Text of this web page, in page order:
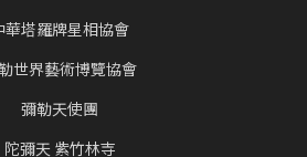
華塔羅牌星相協會
世界藝術博覽協會
彌勒天使團
陀彌天 紫竹林寺